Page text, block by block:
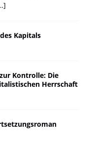
Kapitals
Kontrolle: Die
Herrschaft